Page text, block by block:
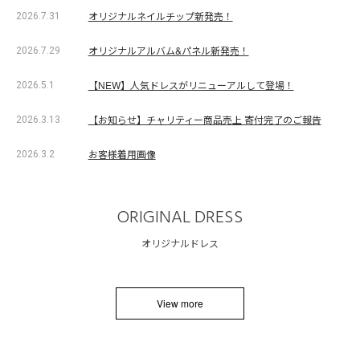
2026.7.31 オリジナルネイルチップ新発売！
2026.7.29 オリジナルアルバム&パネル新発売！
2026.5.1 【NEW】人気ドレスがリニューアルして登場！
2026.3.13 【お知らせ】チャリティー商品売上 寄付完了のご報告
2026.3.2 お客様着用画像
ORIGINAL DRESS
オリジナルドレス
View more